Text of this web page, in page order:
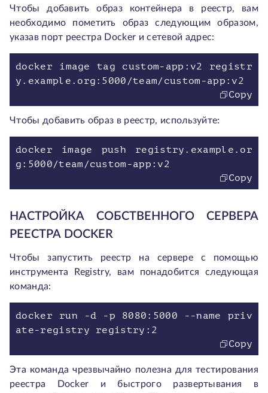
Чтобы добавить образ контейнера в реестр, вам
необходимо пометить образ следующим образом,
указав порт реестра Docker и сетевой адрес:
docker image tag custom-app:v2 registr
y.example.org:5000/team/custom-app:v2
Copy
Чтобы добавить образ в реестр, используйте:
docker image push registry.example.or
g:5000/team/custom-app:v2
Copy
НАСТРОЙКА СОБСТВЕННОГО СЕРВЕРА
РЕЕСТРА DOCKER
Чтобы запустить реестр на сервере с помощью
инструмента Registry, вам понадобится следующая
команда:
docker run -d -p 8080:5000 --name priv
ate-registry registry:2
Copy
Эта команда чрезвычайно полезна для тестирования
реестра Docker и быстрого развертывания в